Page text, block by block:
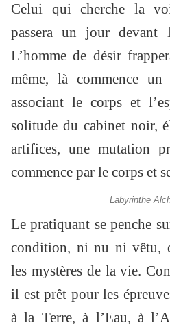
Celui qui cherche la
passera un jour devant
L’homme de désir
même, là commence un
associant le corps et
solitude du cabinet noir,
artifices, une mutation
commence par le corps et
Labyrinthe
Le pratiquant se penche
condition, ni nu ni vêtu,
les mystères de la vie.
il est prêt pour les
à la Terre, à l’Eau, à